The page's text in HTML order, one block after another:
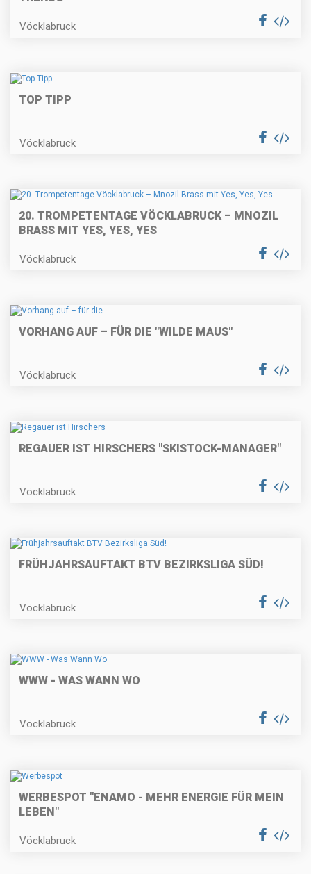
Vöcklabruck
TOP TIPP
Vöcklabruck
20. TROMPETENTAGE VÖCKLABRUCK – MNOZIL
BRASS MIT YES, YES, YES
Vöcklabruck
VORHANG AUF – FÜR DIE "WILDE MAUS"
Vöcklabruck
REGAUER IST HIRSCHERS "SKISTOCK-MANAGER"
Vöcklabruck
FRÜHJAHRSAUFTAKT BTV BEZIRKSLIGA SÜD!
Vöcklabruck
WWW - WAS WANN WO
Vöcklabruck
WERBESPOT "ENAMO - MEHR ENERGIE FÜR MEIN
LEBEN"
Vöcklabruck